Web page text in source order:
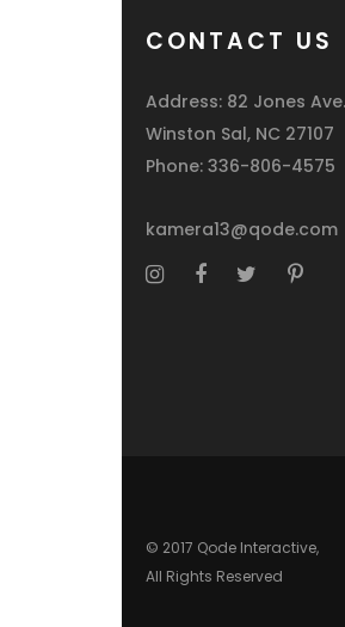
CONTACT US
Address: 82 Jones Ave.
Winston Sal, NC 27107
Phone: 336-806-4575
kamera13@qode.com
© 2017 Qode Interactive,
All Rights Reserved